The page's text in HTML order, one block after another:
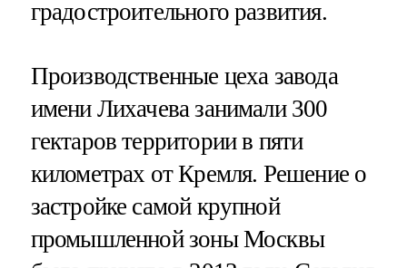
градостроительного развития.
Производственные цеха завода
имени Лихачева занимали 300
гектаров территории в пяти
километрах от Кремля. Решение о
застройке самой крупной
промышленной зоны Москвы